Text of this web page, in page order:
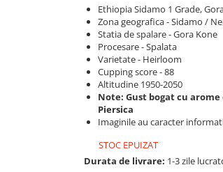
Ethiopia Sidamo 1 Grade,
Zona geografica - Sidamo /
Statia de spalare - Gora Kone
Procesare - Spalata
Varietate - Heirloom
Cupping score - 88
Altitudine 1950-2050
Note: Gust bogat cu
Piersica
Imaginile au caracter
STOC EPUIZAT
Durata de livrare: 1-3 zile